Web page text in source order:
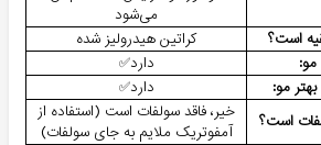
می‌شود
است؟
کراتین هیدرولیز شده
مو:
دارد✅
مو:
دارد✅
است؟
خیر، فاقد سولفات است (استفاده از
آمفوتریک ملایم به جای سولفات)